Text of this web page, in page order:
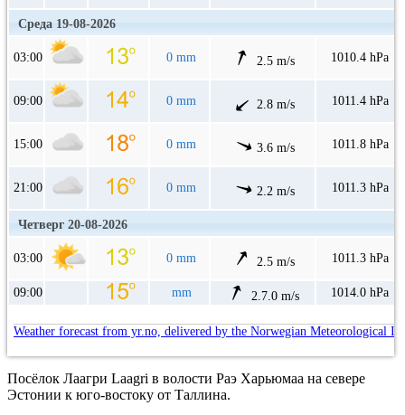
Среда 19-08-2026
03:00 0 mm 2.5 m/s 1010.4 hPa
09:00 0 mm 2.8 m/s 1011.4 hPa
15:00 0 mm 3.6 m/s 1011.8 hPa
21:00 0 mm 2.2 m/s 1011.3 hPa
Четверг 20-08-2026
03:00 0 mm 2.5 m/s 1011.3 hPa
09:00 mm 2.7.0 m/s 1014.0 hPa
Weather forecast from yr.no, delivered by the Norwegian Meteorological
Посёлок Лаагри Laagri в волости Раэ Харьюмаа на севере
Эстонии к юго-востоку от Таллина.